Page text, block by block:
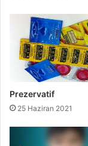
Prezervatif
25 Haziran 2021